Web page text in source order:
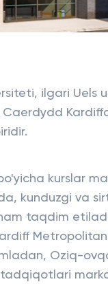
ilgari Uels
kurslar
kunduzgi va
taqdim
Oziq-